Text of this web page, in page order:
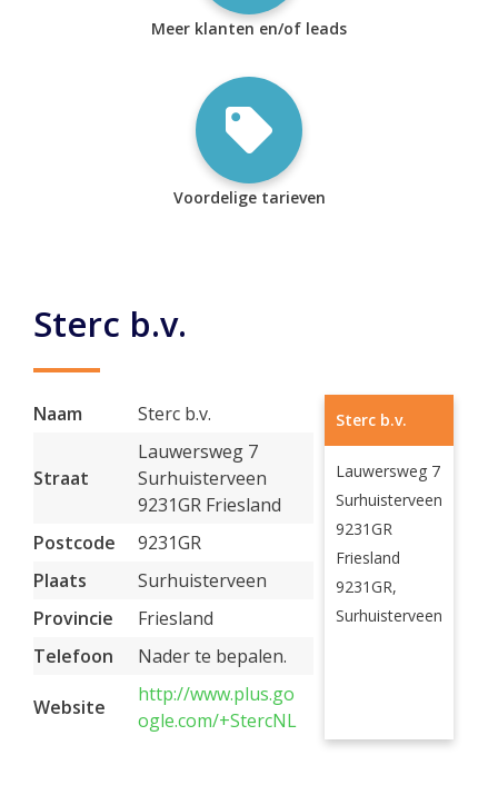
Meer klanten en/of leads
Voordelige tarieven
Sterc b.v.
Naam Sterc b.v.
Straat
Lauwersweg 7
Surhuisterveen
9231GR Friesland
Postcode
9231GR
Plaats
Surhuisterveen
Provincie
Friesland
Telefoon
Nader te bepalen.
Website
http://www.plus.go
ogle.com/+StercNL
Sterc b.v.
Lauwersweg 7
Surhuisterveen
9231GR
Friesland
9231GR,
Surhuisterveen